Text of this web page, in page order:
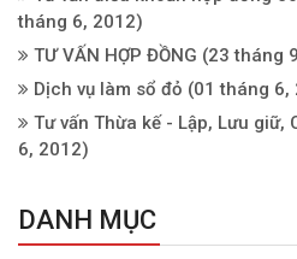
tháng 6, 2012)
TƯ VẤN HỢP ĐỒNG (23 tháng
Dịch vụ làm sổ đỏ (01 tháng 6,
Tư vấn Thừa kế - Lập, Lưu giữ,
6, 2012)
DANH MỤC